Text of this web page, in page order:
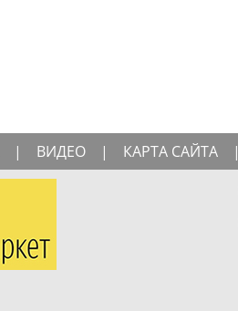
| ВИДЕО | КАРТА САЙТА |